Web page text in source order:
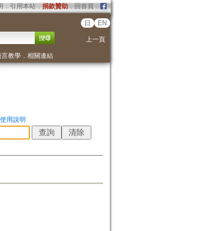
． 引用本站． 捐款贊助．回首頁．
日 EN
上一頁
言教學． 相關連結
使用說明